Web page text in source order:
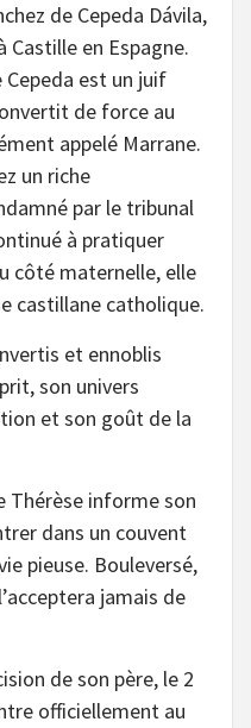
de Cepeda Dávila,
Castille en Espagne.
Cepeda est un juif
de force au
appelé Marrane.
un riche
par le tribunal
à pratiquer
côté maternelle, elle
castillane catholique.
et ennoblis
son univers
et son goût de la
Thérèse informe son
dans un couvent
pieuse. Bouleversé,
jamais de
de son père, le 2
officiellement au